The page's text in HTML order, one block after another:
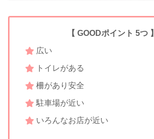
【 GOODポイント 5つ 】
広い
トイレがある
柵があり安全
駐車場が近い
いろんなお店が近い